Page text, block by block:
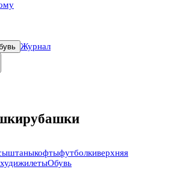
Журнал
рубашки
штаныкофтыфутболкиверхняя
худижилетыОбувь